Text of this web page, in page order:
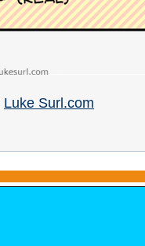
Luke Surl.com